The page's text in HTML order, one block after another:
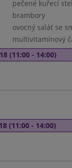
pečené kuřecí
brambory
ovocný salát se
multivitamínový
(11:00 - 14:00)
(11:00 - 14:00)